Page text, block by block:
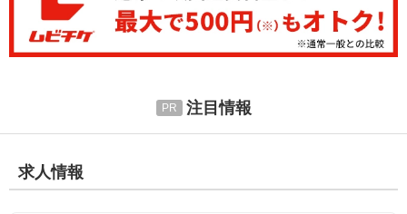
注目情報
求人情報